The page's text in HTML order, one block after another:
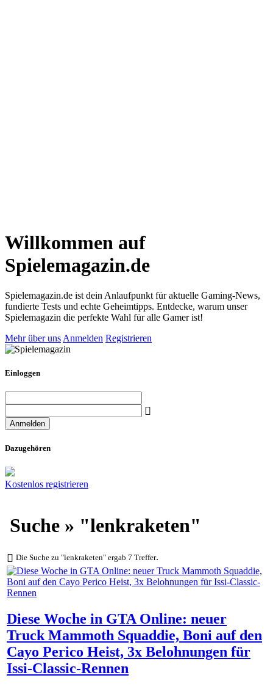
Willkommen auf
Spielemagazin.de
Spielemagazin.de ist dein Anlaufpunkt für aktuelle Gaming-News,
fundierte Tests und echte Geheimtipps. Entdecke, warum unser
Spielemagazin die perfekte Wahl für alle Gamer ist!
Mehr über uns Anmelden Registrieren
Einloggen
Dazugehören
Kostenlos registrieren
Suche » "lenkraketen"
Die Suche zu "lenkraketen" ergab 7 Treffer.
Diese Woche in GTA Online: neuer
Truck Mammoth Squaddie, Boni auf den
Cayo Perico Heist, 3x Belohnungen für
Issi-Classic-Rennen